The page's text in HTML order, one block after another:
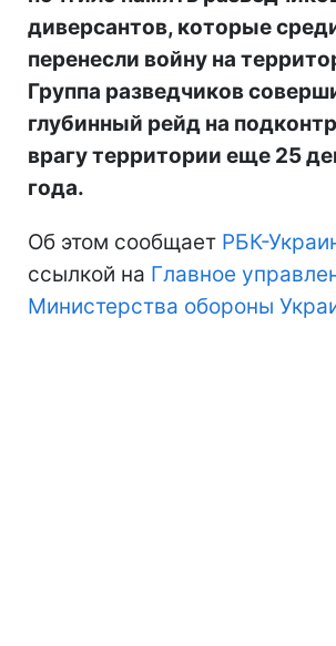
диверсантов, которые
перенесли войну на
Группа разведчиков
глубинный рейд на
врагу территории еще 25
года.
Об этом сообщает РБК-
ссылкой на Главное
Министерства обороны